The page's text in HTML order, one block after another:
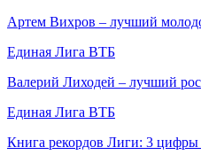
Артем Вихров – лучший
Единая Лига ВТБ
Валерий Лиходей – лучший
Единая Лига ВТБ
Книга рекордов Лиги: 3 цифры